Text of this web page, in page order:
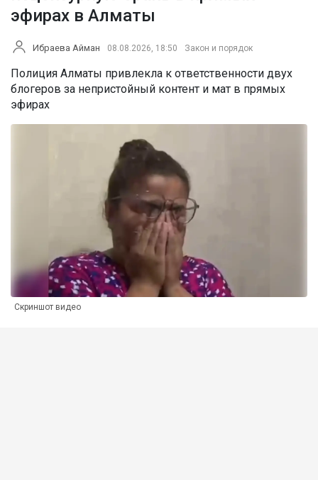
эфирах в Алматы
Ибраева Айман 08.08.2026, 18:50 Закон и порядок
Полиция Алматы привлекла к ответственности двух
блогеров за непристойный контент и мат в прямых
эфирах
Скриншот видео